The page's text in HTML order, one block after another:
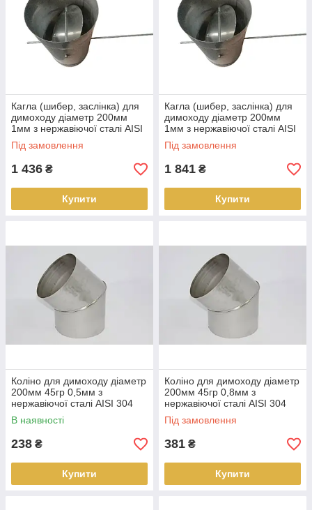
Кагла (шибер, заслінка) для
димоходу діаметр 200мм
1мм з нержавіючої сталі AISI
304
Під замовлення
1 436 ₴
Купити
Кагла (шибер, заслінка) для
димоходу діаметр 200мм
1мм з нержавіючої сталі AISI
321
Під замовлення
1 841 ₴
Купити
Коліно для димоходу діаметр
200мм 45гр 0,5мм з
нержавіючої сталі AISI 304
В наявності
238 ₴
Купити
Коліно для димоходу діаметр
200мм 45гр 0,8мм з
нержавіючої сталі AISI 304
Під замовлення
381 ₴
Купити